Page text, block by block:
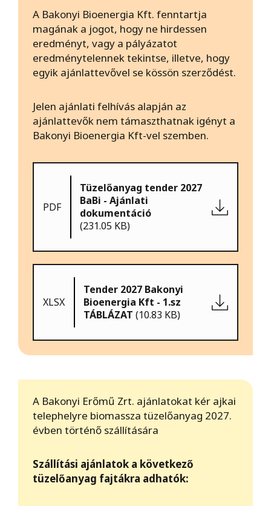
A Bakonyi Bioenergia Kft. fenntartja
magának a jogot, hogy ne hirdessen
eredményt, vagy a pályázatot
eredménytelennek tekintse, illetve, hogy
egyik ajánlattevővel se kössön szerződést.
Jelen ajánlati felhívás alapján az
ajánlattevők nem támaszthatnak igényt a
Bakonyi Bioenergia Kft-vel szemben.
PDF
Tüzelőanyag tender 2027
BaBi - Ajánlati
dokumentáció
(231.05 KB)
XLSX
Tender 2027 Bakonyi
Bioenergia Kft - 1.sz
TÁBLÁZAT (10.83 KB)
A Bakonyi Erőmű Zrt. ajánlatokat kér ajkai
telephelyre biomassza tüzelőanyag 2027.
évben történő szállítására
Szállítási ajánlatok a következő
tüzelőanyag fajtákra adhatók: